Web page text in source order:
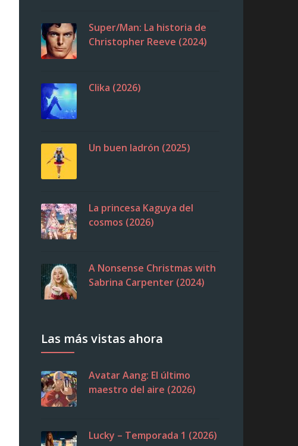
Super/Man: La historia de
Christopher Reeve (2024)
Clika (2026)
Un buen ladrón (2025)
La princesa Kaguya del
cosmos (2026)
A Nonsense Christmas with
Sabrina Carpenter (2024)
Las más vistas ahora
Avatar Aang: El último
maestro del aire (2026)
Lucky – Temporada 1 (2026)